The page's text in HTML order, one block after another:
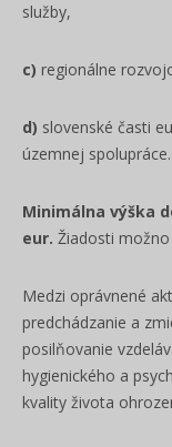
služby,
c) regionálne
d) slovenské časti
územnej spolupráce.
Minimálna výška
eur. Žiadosti
Medzi oprávnené
predchádzanie a
posilňovanie
hygienického a
kvality života